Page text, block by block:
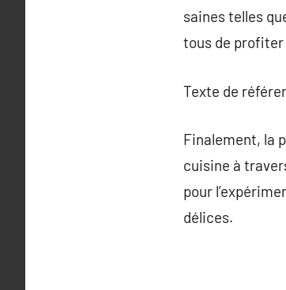
saines telles
tous de
Texte de
Finalement, la
cuisine à
pour
délices.